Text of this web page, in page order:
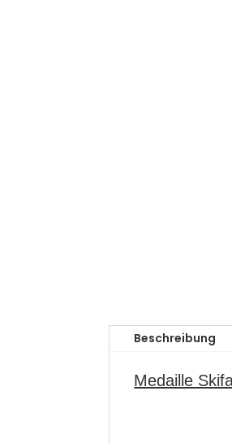
Beschreibung
Medaille